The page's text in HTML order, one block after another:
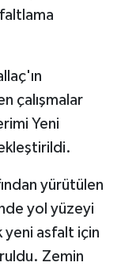
çalışmalar
Yeni
yürütülen
yol yüzeyi
yeni asfalt için
Zemin